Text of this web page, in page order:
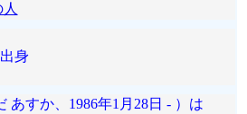
身
あすか、1986年1月28日 - ）は